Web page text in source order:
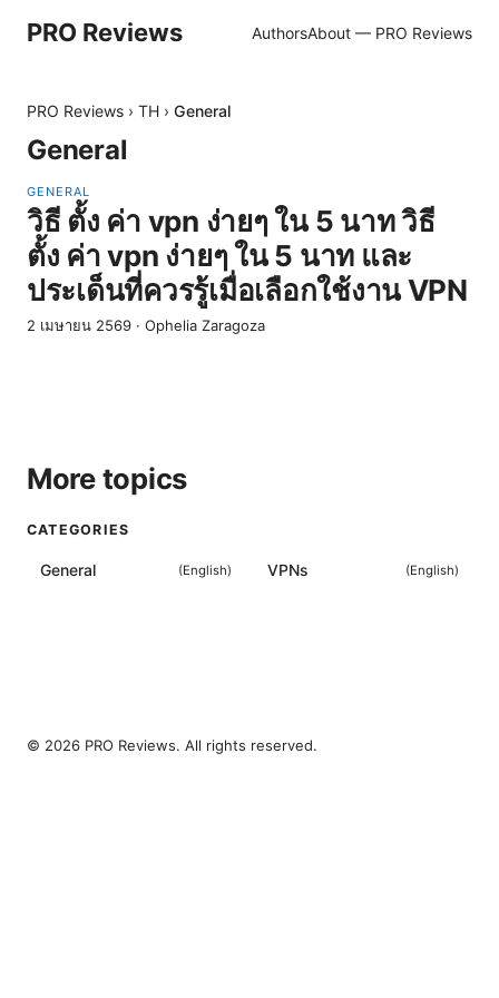
PRO Reviews AuthorsAbout — PRO Reviews
PRO Reviews › TH › General
General
GENERAL
วิธี ตั้ง ค่า vpn ง่ายๆ ใน 5 นาท วิธี
ตั้ง ค่า vpn ง่ายๆ ใน 5 นาท และ
ประเด็นที่ควรรู้เมื่อเลือกใช้งาน VPN
2 เมษายน 2569 · Ophelia Zaragoza
More topics
CATEGORIES
General (English) VPNs (English)
© 2026 PRO Reviews. All rights reserved.